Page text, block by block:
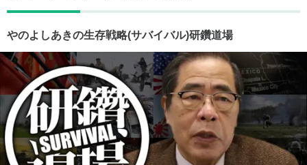
やのよしあきの生存戦略(サバイバル)研鑽道場